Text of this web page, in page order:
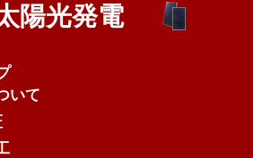
さらに読み込む
陽光発電
いて